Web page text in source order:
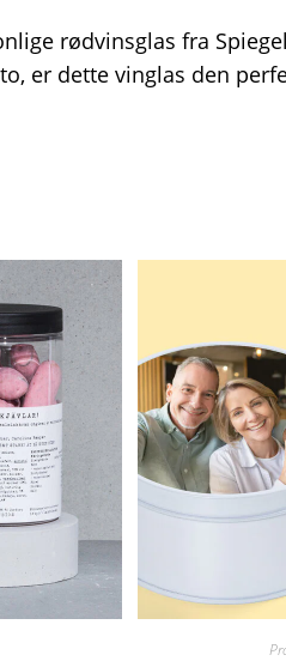
rødvinsglas fra
er dette vinglas den